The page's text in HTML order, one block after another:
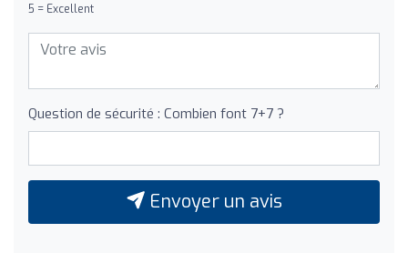
5 = Excellent
Question de sécurité : Combien font 7+7 ?
Envoyer un avis